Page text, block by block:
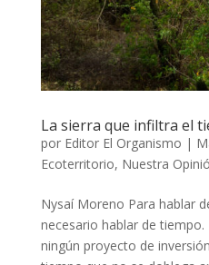
La sierra que infiltra el
por Editor El Organismo |
Ecoterritorio, Nuestra
Nysaí Moreno Para hablar
necesario hablar de
ningún proyecto de